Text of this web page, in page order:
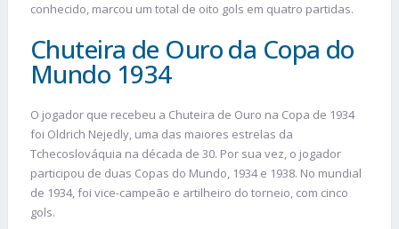
conhecido, marcou um total de oito gols em quatro partidas.
Chuteira de Ouro da Copa do
Mundo 1934
O jogador que recebeu a Chuteira de Ouro na Copa de 1934
foi Oldrich Nejedly, uma das maiores estrelas da
Tchecoslováquia na década de 30. Por sua vez, o jogador
participou de duas Copas do Mundo, 1934 e 1938. No mundial
de 1934, foi vice-campeão e artilheiro do torneio, com cinco
gols.